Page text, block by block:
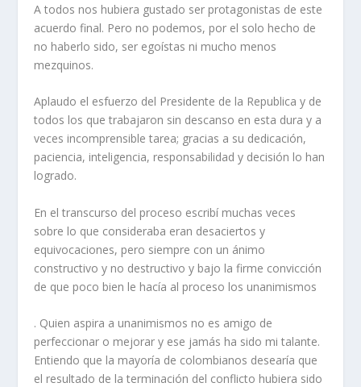
A todos nos hubiera gustado ser protagonistas de este
acuerdo final. Pero no podemos, por el solo hecho de
no haberlo sido, ser egoístas ni mucho menos
mezquinos.
Aplaudo el esfuerzo del Presidente de la Republica y de
todos los que trabajaron sin descanso en esta dura y a
veces incomprensible tarea; gracias a su dedicación,
paciencia, inteligencia, responsabilidad y decisión lo han
logrado.
En el transcurso del proceso escribí muchas veces
sobre lo que consideraba eran desaciertos y
equivocaciones, pero siempre con un ánimo
constructivo y no destructivo y bajo la firme convicción
de que poco bien le hacía al proceso los unanimismos
. Quien aspira a unanimismos no es amigo de
perfeccionar o mejorar y ese jamás ha sido mi talante.
Entiendo que la mayoría de colombianos desearía que
el resultado de la terminación del conflicto hubiera sido